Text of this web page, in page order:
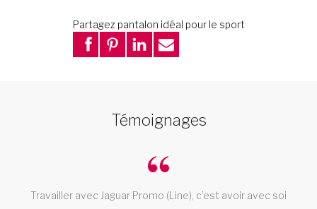
Partagez pantalon idéal pour le sport
Témoignages
Travailler avec Jaguar Promo (Line), c’est avoir avec soi